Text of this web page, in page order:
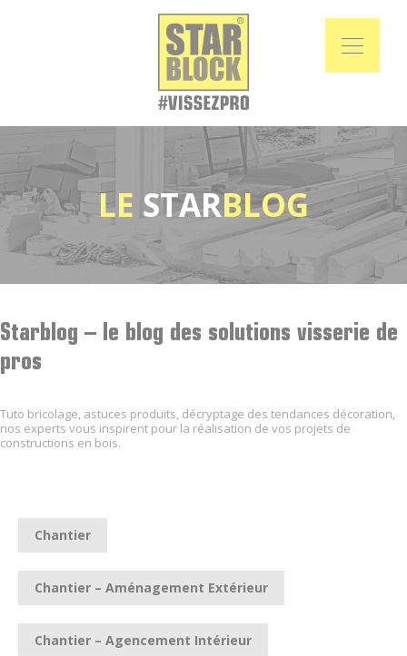
LE STARBLOG
Starblog – le blog des solutions visserie de
pros
Tuto bricolage, astuces produits, décryptage des tendances décoration,
nos experts vous inspirent pour la réalisation de vos projets de
constructions en bois.
Chantier
Chantier – Aménagement Extérieur
Chantier – Agencement Intérieur